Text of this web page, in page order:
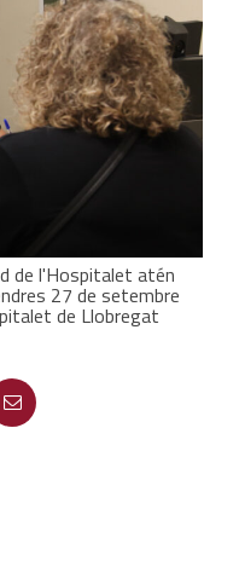
de l'Hospitalet atén
27 de setembre
de Llobregat